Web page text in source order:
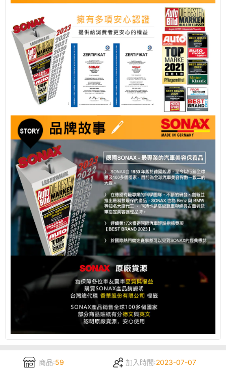
商品:59 加入時間:2023-07-07